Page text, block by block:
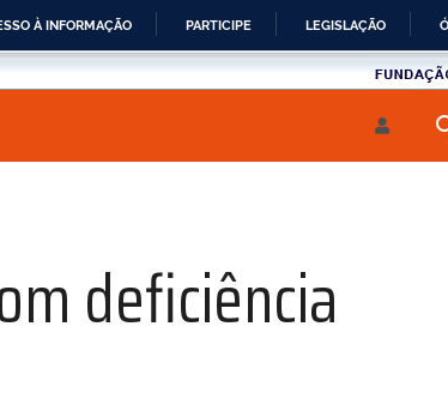
À INFORMAÇÃO PARTICIPE LEGISLAÇÃO
deficiência